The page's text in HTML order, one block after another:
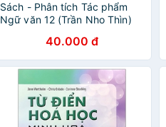
Sách - Phân tích Tác phẩm
Ngữ văn 12 (Trần Nho Thìn)
40.000 đ